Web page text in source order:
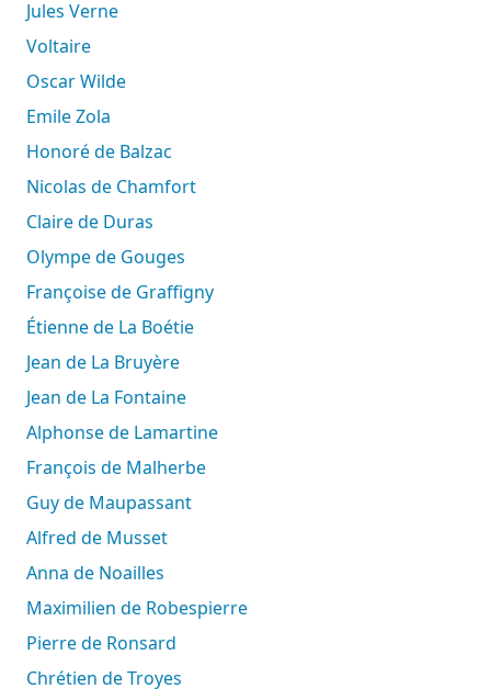
Jules Verne
Voltaire
Oscar Wilde
Emile Zola
Honoré de Balzac
Nicolas de Chamfort
Claire de Duras
Olympe de Gouges
Françoise de Graffigny
Étienne de La Boétie
Jean de La Bruyère
Jean de La Fontaine
Alphonse de Lamartine
François de Malherbe
Guy de Maupassant
Alfred de Musset
Anna de Noailles
Maximilien de Robespierre
Pierre de Ronsard
Chrétien de Troyes